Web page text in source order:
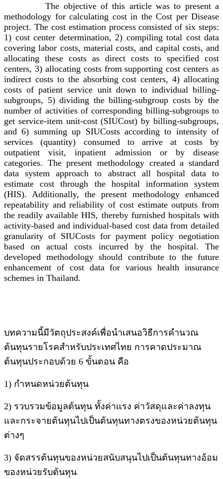
The objective of this article was to present a
methodology for calculating cost in the Cost per Disease
project. The cost estimation process consisted of six steps:
1) cost center determination, 2) compiling total cost data
covering labor costs, material costs, and capital costs, and
allocating these costs as direct costs to specified cost
centers, 3) allocating costs from supporting cost centers as
indirect costs to the absorbing cost centers, 4) allocating
costs of patient service unit down to individual billing-
subgroups, 5) dividing the billing-subgroup costs by the
number of activities of corresponding billing-subgroups to
get service-item unit-cost (SIUCost) by billing-subgroups,
and 6) summing up SIUCosts according to intensity of
services (quantity) consumed to arrive at costs by
outpatient visit, inpatient admission or by disease
categories. The present methodology created a standard
data system approach to abstract all hospital data to
estimate cost through the hospital information system
(HIS). Additionally, the present methodology enhanced
repeatability and reliability of cost estimate outputs from
the readily available HIS, thereby furnished hospitals with
activity-based and individual-based cost data from detailed
granularity of SIUCosts for payment policy negotiation
based on actual costs incurred by the hospital. The
developed methodology should contribute to the future
enhancement of cost data for various health insurance
schemes in Thailand.
บทความนี้มีวัตถุประสงค์เพื่อนำเสนอวิธีการคำนวณ
ต้นทุนรายโรคสำหรับประเทศไทย การคาดประมาณ
ต้นทุนประกอบด้วย 6 ขั้นตอน คือ
1) กำหนดหน่วยต้นทุน
2) รวบรวมข้อมูลต้นทุน ทั้งค่าแรง ค่าวัสดุและค่าลงทุน
และกระจายต้นทุนไปเป็นต้นทุนทางตรงของหน่วยต้นทุน
ต่างๆ
3) จัดสรรต้นทุนของหน่วยสนับสนุนไปเป็นต้นทุนทางอ้อม
ของหน่วยรับต้นทุน